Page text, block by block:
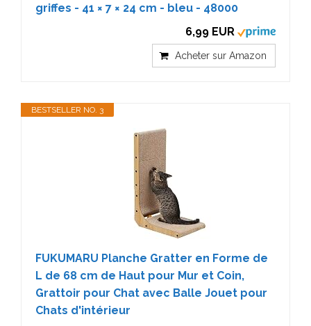
griffes - 41 × 7 × 24 cm - bleu - 48000
6,99 EUR
Acheter sur Amazon
BESTSELLER NO. 3
FUKUMARU Planche Gratter en Forme de
L de 68 cm de Haut pour Mur et Coin,
Grattoir pour Chat avec Balle Jouet pour
Chats d'intérieur